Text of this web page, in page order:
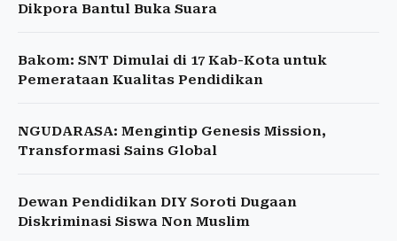
Dikpora Bantul Buka Suara
Bakom: SNT Dimulai di 17 Kab-Kota untuk
Pemerataan Kualitas Pendidikan
NGUDARASA: Mengintip Genesis Mission,
Transformasi Sains Global
Dewan Pendidikan DIY Soroti Dugaan
Diskriminasi Siswa Non Muslim